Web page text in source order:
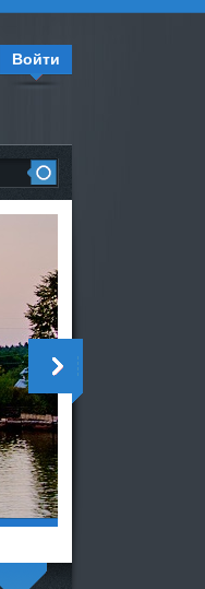
Войти
<